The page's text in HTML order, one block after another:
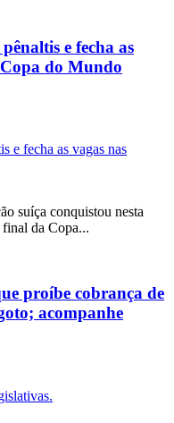
e fecha as
do Mundo
suíça conquistou nesta
final da Copa...
proíbe cobrança de
acompanhe